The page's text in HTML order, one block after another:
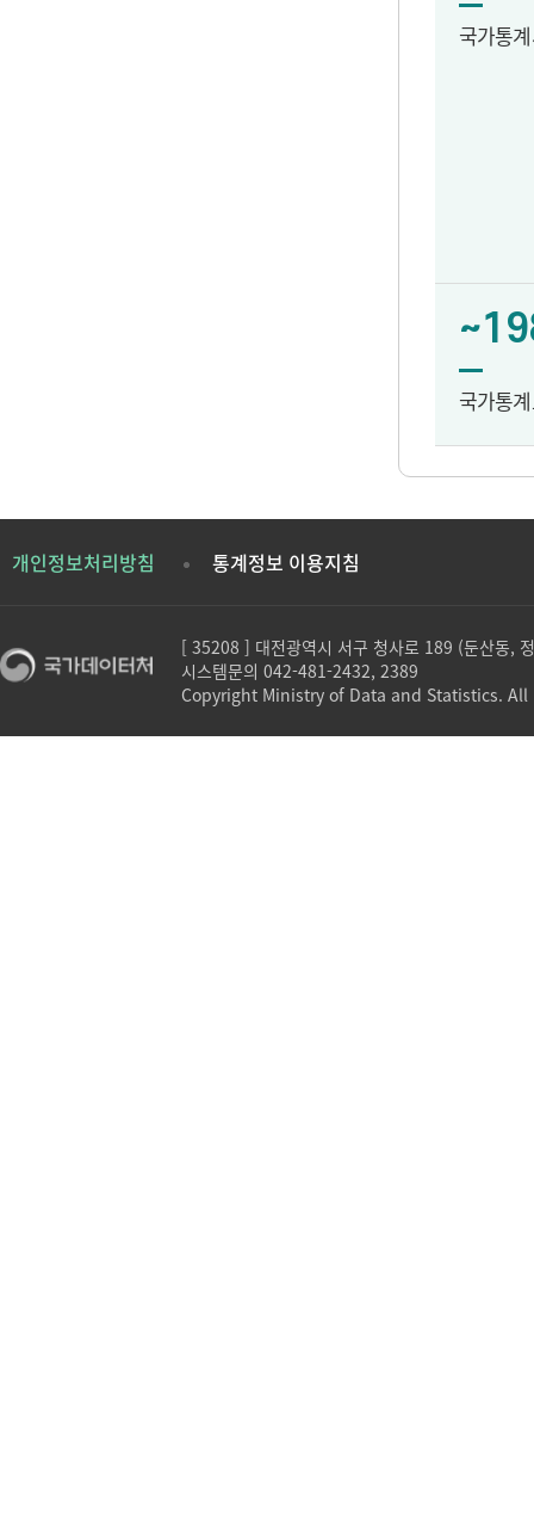
국가통
국가통
개인정보처리방침 통계정보 이용지침
[ 35208 ] 대전광역시 서구 청사로 189 (둔산동,
시스템문의 042-481-2432, 2389
Copyright Ministry of Data and Statistics.